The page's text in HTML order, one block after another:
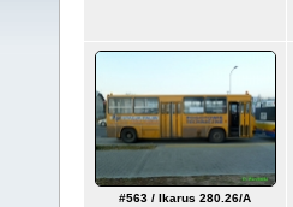
#563 / Ikarus 280.26/A